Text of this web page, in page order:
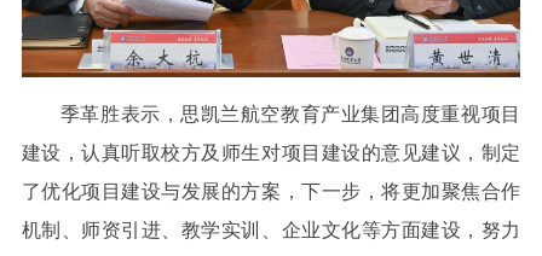
季革胜表示，思凯兰航空教育产业集团高度重视项目
建设，认真听取校方及师生对项目建设的意见建议，制定
了优化项目建设与发展的方案，下一步，将更加聚焦合作
机制、师资引进、教学实训、企业文化等方面建设，努力